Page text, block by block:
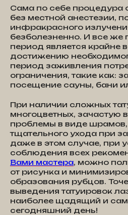
Сама по себе процедура
без местной анестезии,
инфракрасного
безболезненно. И все
период является крайне
достижению
период заживления
ограничения, такие как:
посещение сауны, бани
При наличии сложных
многоцветных, зачастую
проблемы в виде шрамов,
тщательного ухода при
даже в этом случае, при
соблюдения всех
Вами мастера, можно
от рисунка и
образования рубцов.
выведения татуировок
наиболее щадящий и
сегодняшний день!